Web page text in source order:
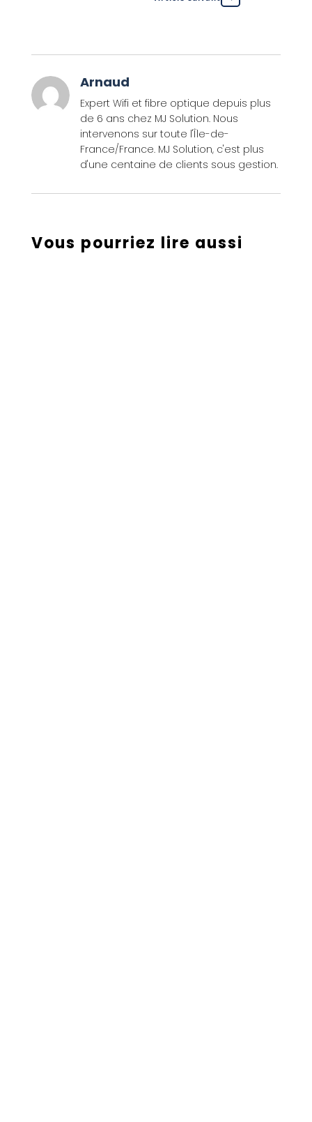
Arnaud
Expert Wifi et fibre optique depuis plus
de 6 ans chez MJ Solution. Nous
intervenons sur toute l'Île-de-
France/France. MJ Solution, c'est plus
d'une centaine de clients sous gestion.
Vous pourriez lire aussi